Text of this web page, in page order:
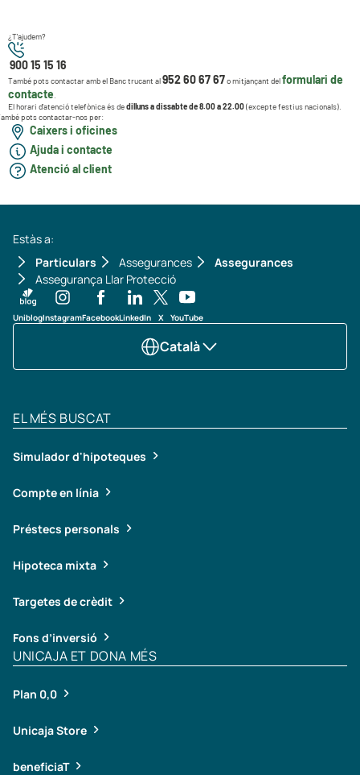
¿T'ajudem?
900 15 15 16
També pots contactar amb el Banc trucant al952 60 67 67o mitjançant delformulari de
contacte
El horari d'atenció telefònica és dedilluns a dissabte de 8.00 a 22.00(excepte festius nacionals).
pots contactar-nos per:
Caixers i oficines
Ajuda i contacte
Atenció al client
Estàs a:
Particulars
Assegurances
Assegurances
Assegurança Llar Protecció
UniblogInstagramFacebookLinkedIn X YouTube
Català
EL MÉS BUSCAT
Simulador d'hipoteques
Compte en línia
Préstecs personals
Hipoteca mixta
Targetes de crèdit
Fons d’inversió
UNICAJA ET DONA MÉS
Plan 0,0
Unicaja Store
beneficiaT